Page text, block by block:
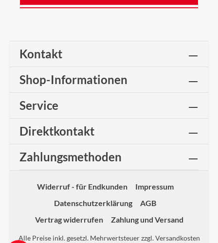
Kontakt
Shop-Informationen
Service
Direktkontakt
Zahlungsmethoden
Widerruf - für Endkunden
Impressum
Datenschutzerklärung
AGB
Vertrag widerrufen
Zahlung und Versand
Alle Preise inkl. gesetzl. Mehrwertsteuer zzgl.Versandkosten